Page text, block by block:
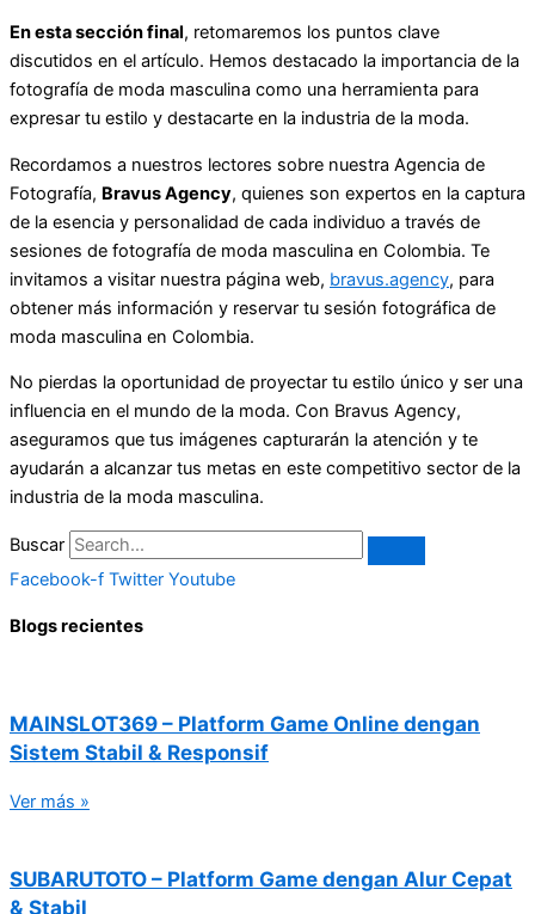
En esta sección final, retomaremos los puntos clave
discutidos en el artículo. Hemos destacado la importancia de la
fotografía de moda masculina como una herramienta para
expresar tu estilo y destacarte en la industria de la moda.
Recordamos a nuestros lectores sobre nuestra Agencia de
Fotografía, Bravus Agency, quienes son expertos en la captura
de la esencia y personalidad de cada individuo a través de
sesiones de fotografía de moda masculina en Colombia. Te
invitamos a visitar nuestra página web, bravus.agency, para
obtener más información y reservar tu sesión fotográfica de
moda masculina en Colombia.
No pierdas la oportunidad de proyectar tu estilo único y ser una
influencia en el mundo de la moda. Con Bravus Agency,
aseguramos que tus imágenes capturarán la atención y te
ayudarán a alcanzar tus metas en este competitivo sector de la
industria de la moda masculina.
Buscar
Facebook-f Twitter Youtube
Blogs recientes
MAINSLOT369 – Platform Game Online dengan
Sistem Stabil & Responsif
Ver más »
SUBARUTOTO – Platform Game dengan Alur Cepat
& Stabil